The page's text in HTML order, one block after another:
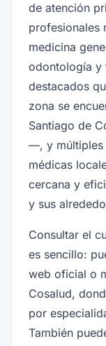
de atención
profesionales
medicina
odontología y
destacados
zona se
Santiago de
—, y múltiples
médicas
cercana y
y sus
Consultar el
es sencillo:
web oficial o
Cosalud,
por
También